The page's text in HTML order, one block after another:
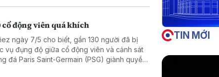
cổ động viên quá khích
ngày 7/5 cho biết, gần 130 người đã bị
vụ đụng độ giữa cổ động viên và cảnh sát
đá Paris Saint-Germain (PSG) giành quyền
TIN MỚI